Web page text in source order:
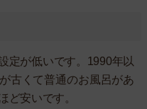
定が低いです。1990年以
古くて普通のお風呂があ
ど安いです。